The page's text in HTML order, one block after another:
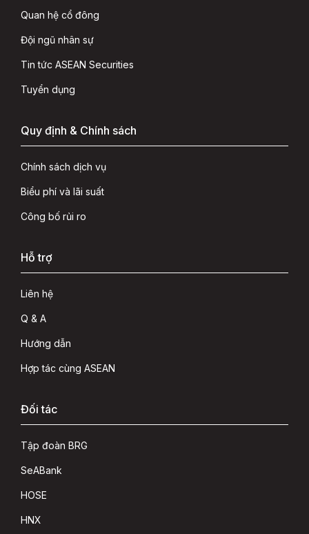
Quan hệ cổ đông
Đội ngũ nhân sự
Tin tức ASEAN Securities
Tuyển dụng
Quy định & Chính sách
Chính sách dịch vụ
Biểu phí và lãi suất
Công bố rủi ro
Hỗ trợ
Liên hệ
Q & A
Hướng dẫn
Hợp tác cùng ASEAN
Đối tác
Tập đoàn BRG
SeABank
HOSE
HNX